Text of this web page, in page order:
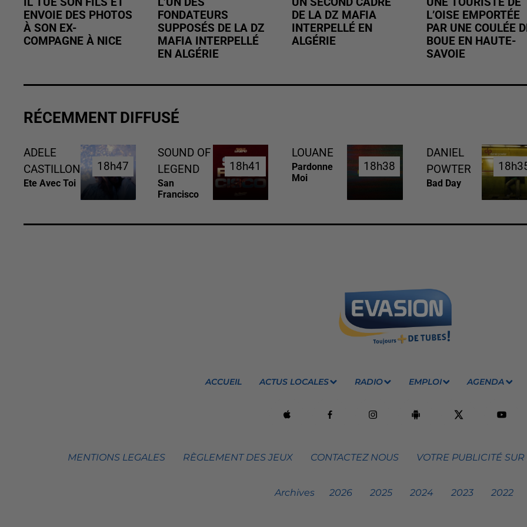
ENVOIE DES PHOTOS
À SON EX-
COMPAGNE À NICE
FONDATEURS
SUPPOSÉS DE LA DZ
MAFIA INTERPELLÉ
EN ALGÉRIE
DE LA DZ MAFIA
INTERPELLÉ EN
ALGÉRIE
L’OISE EMPORTÉE
PAR UNE COULÉE
BOUE EN HAUTE-
SAVOIE
RÉCEMMENT DIFFUSÉ
ADELE
CASTILLON
Ete Avec Toi
18h47
18h47
SOUND OF
LEGEND
San
Francisco
18h41
18h41
LOUANE
Pardonne
Moi
18h38
18h38
DANIEL
POWTER
Bad Day
ACCUEIL ACTUS LOCALES RADIO EMPLOI AGENDA
MENTIONS LEGALES RÈGLEMENT DES JEUX CONTACTEZ NOUS VOTRE PUBLICITÉ
Archives 2026 2025 2024 2023 2022